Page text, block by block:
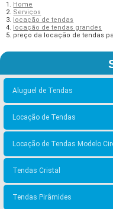
Home
Serviços
locação de tendas
locação de tendas grandes
preço da locação de tendas
Aluguel de Tendas
Locação de Tendas
Locação de Tendas Modelo
Tendas Cristal
Tendas Pirâmides